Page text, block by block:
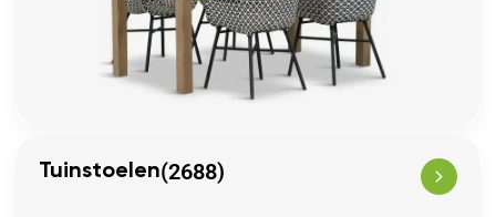
Tuinstoelen(2688)